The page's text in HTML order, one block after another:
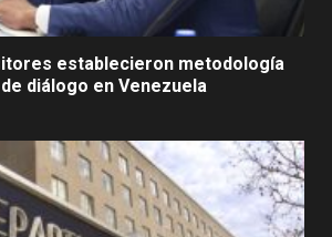
establecieron metodología
diálogo en Venezuela